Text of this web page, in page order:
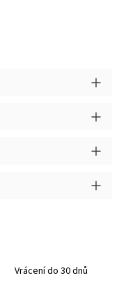
Vrácení do 30 dnů